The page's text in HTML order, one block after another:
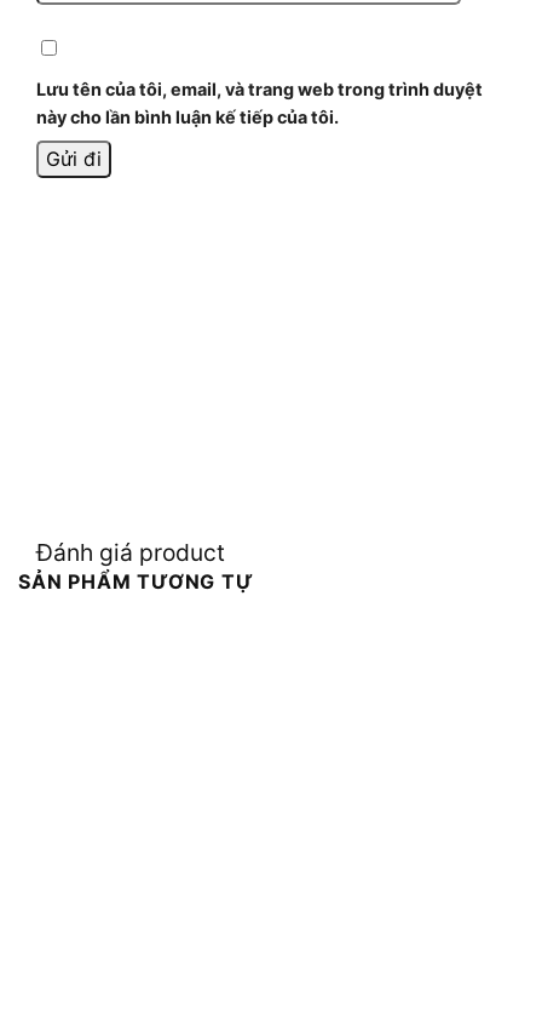
Lưu tên của tôi, email, và trang web trong trình duyệt
này cho lần bình luận kế tiếp của tôi.
Đánh giá product
SẢN PHẨM TƯƠNG TỰ